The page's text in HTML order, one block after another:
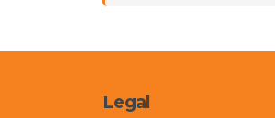
Legal